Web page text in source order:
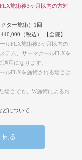
施術後3ヶ月以内の方対
ター施術）1回
（税込）
【全院】
ルFLX施術後3ヶ月以内の
テム サーマクールFLXを
用になります。
ルFLXを施術される場合は
場合でも、W施術によるお
どについて
る